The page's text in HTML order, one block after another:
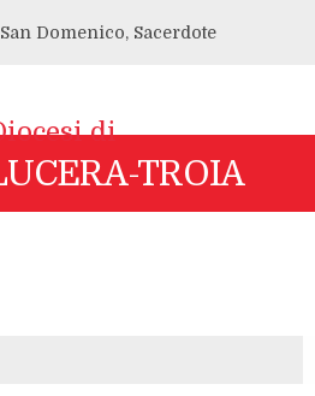
San Domenico, Sacerdote